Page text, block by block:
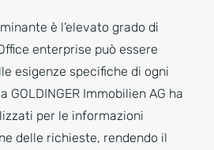
è l’elevato grado di
enterprise può essere
esigenze specifiche di ogni
GOLDINGER Immobilien AG ha
per le informazioni
delle richieste, rendendo il